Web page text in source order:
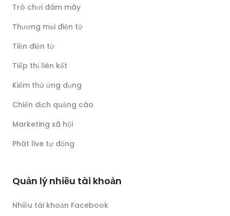
Trò chơi đám mây
Thương mại điện tử
Tiền điện tử
Tiếp thị liên kết
Kiểm thử ứng dụng
Chiến dịch quảng cáo
Marketing xã hội
Phát live tự động
Quản lý nhiều tài khoản
Nhiều tài khoản Facebook